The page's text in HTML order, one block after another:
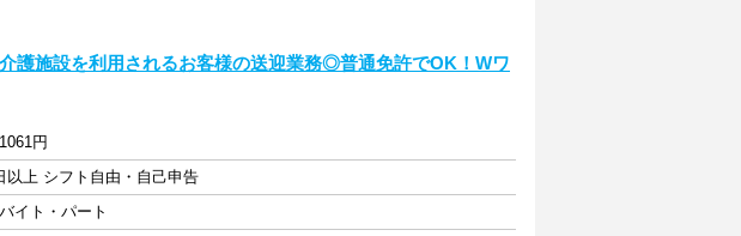
介護施設を利用されるお客様の送迎業務◎普通免許でOK！Wワ
円
以上 シフト自由・自己申告
イト・パート